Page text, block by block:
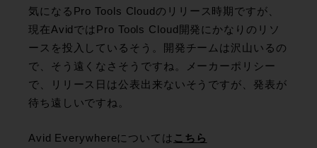
気になるPro Tools Cloudのリリース時期ですが、
現在AvidではPro Tools Cloud開発にかなりのリソ
ースを投入しているそう。開発チームは沢山いるの
で、そう遠くなさそうですね。メーカーポリシー
で、リリース日は公表出来ないそうですが、発表が
待ち遠しいですね。
Avid Everywhereについては こちら